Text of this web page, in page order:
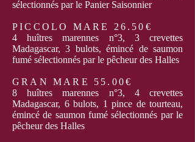
sélectionnés par le Panier Saisonnier
PICCOLO MARE 26.50€
4 huîtres marennes n°3, 3 crevettes
Madagascar, 3 bulots, émincé de saumon
fumé sélectionnés par le pêcheur des Halles
GRAN MARE 55.00€
8 huîtres marennes n°3, 4 crevettes
Madagascar, 6 bulots, 1 pince de tourteau,
émincé de saumon fumé sélectionnés par le
pêcheur des Halles